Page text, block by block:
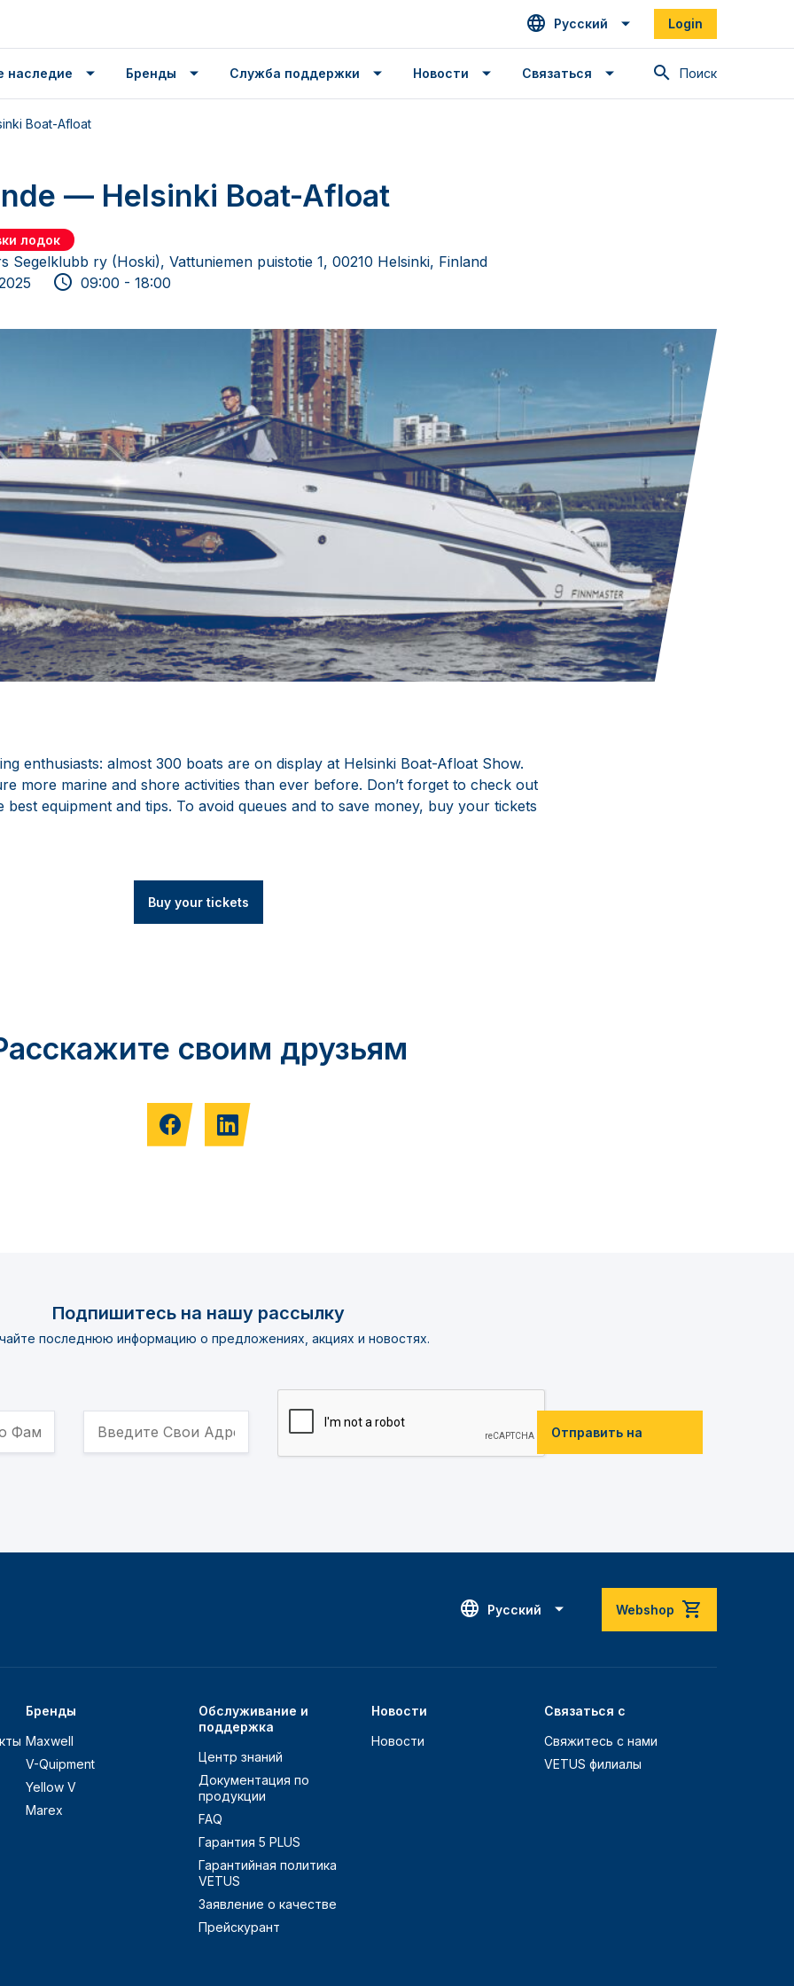
Русский Login
Поиск
наследие Бренды Служба поддержки Новости Связаться
Boat-Afloat
— Helsinki Boat-Afloat
лодок
Segelklubb ry (Hoski), Vattuniemen puistotie 1, 00210 Helsinki, Finland
09:00 - 18:00
enthusiasts: almost 300 boats are on display at Helsinki Boat-Afloat Show.
more marine and shore activities than ever before. Don’t forget to check out
best equipment and tips. To avoid queues and to save money, buy your tickets
Buy your tickets
своим друзьям
Подпишитесь на нашу рассылку
последнюю информацию о предложениях, акциях и новостях.
Отправить на
Русский Webshop
Бренды
Maxwell
V-Quipment
Yellow V
Marex
Обслуживание и
поддержка
Центр знаний
Документация по
продукции
FAQ
Гарантия 5 PLUS
Гарантийная политика
VETUS
Заявление о качестве
Прейскурант
Новости
Новости
Связаться с
Свяжитесь с нами
VETUS филиалы